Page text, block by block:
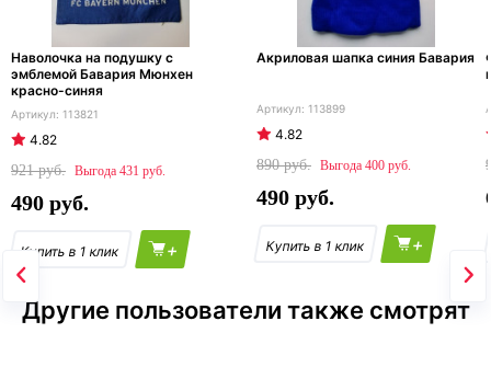
Наволочка на подушку с
эмблемой Бавария Мюнхен
красно-синяя
113821
4.82
921
431
490
+
Акриловая шапка синия Бавария
113899
4.82
890
400
490
+
Другие пользователи также смотрят